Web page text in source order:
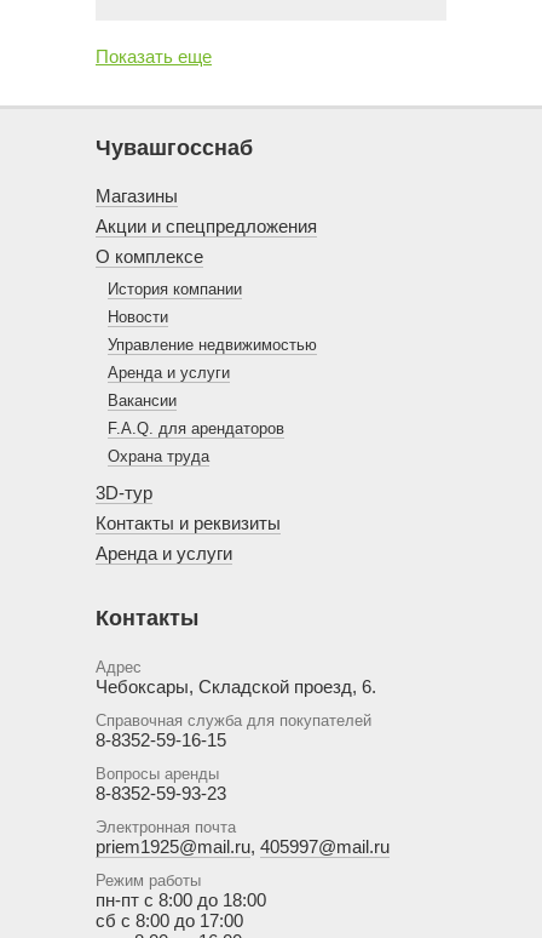
Показать еще
Чувашгосснаб
Магазины
Акции и спецпредложения
О комплексе
История компании
Новости
Управление недвижимостью
Аренда и услуги
Вакансии
F.A.Q. для арендаторов
Охрана труда
3D-тур
Контакты и реквизиты
Аренда и услуги
Контакты
Адрес
Чебоксары, Складской проезд, 6.
Справочная служба для покупателей
8-8352-59-16-15
Вопросы аренды
8-8352-59-93-23
Электронная почта
priem1925@mail.ru, 405997@mail.ru
Режим работы
пн-пт с 8:00 до 18:00
сб с 8:00 до 17:00